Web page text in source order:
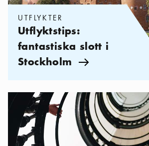
UTFLYKTER
Utflyktstips:
fantastiska slott i
Stockholm Pil ikon
Kategorier: Sevärdheter, Stockholm för